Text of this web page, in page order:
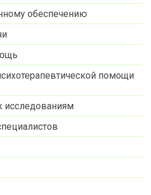
обеспечению
помощи
исследованиям